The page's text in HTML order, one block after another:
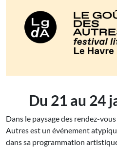
Du 21 au 24
Dans le paysage des rendez-
Autres est un événement
dans sa programmation